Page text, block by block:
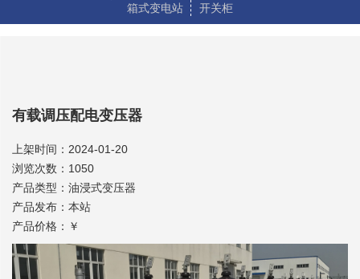
箱式变电站
开关柜
有载调压配电变压器
上架时间：2024-01-20
浏览次数：1050
产品类型：油浸式变压器
产品发布：本站
产品价格：￥